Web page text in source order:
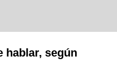
hablar, según